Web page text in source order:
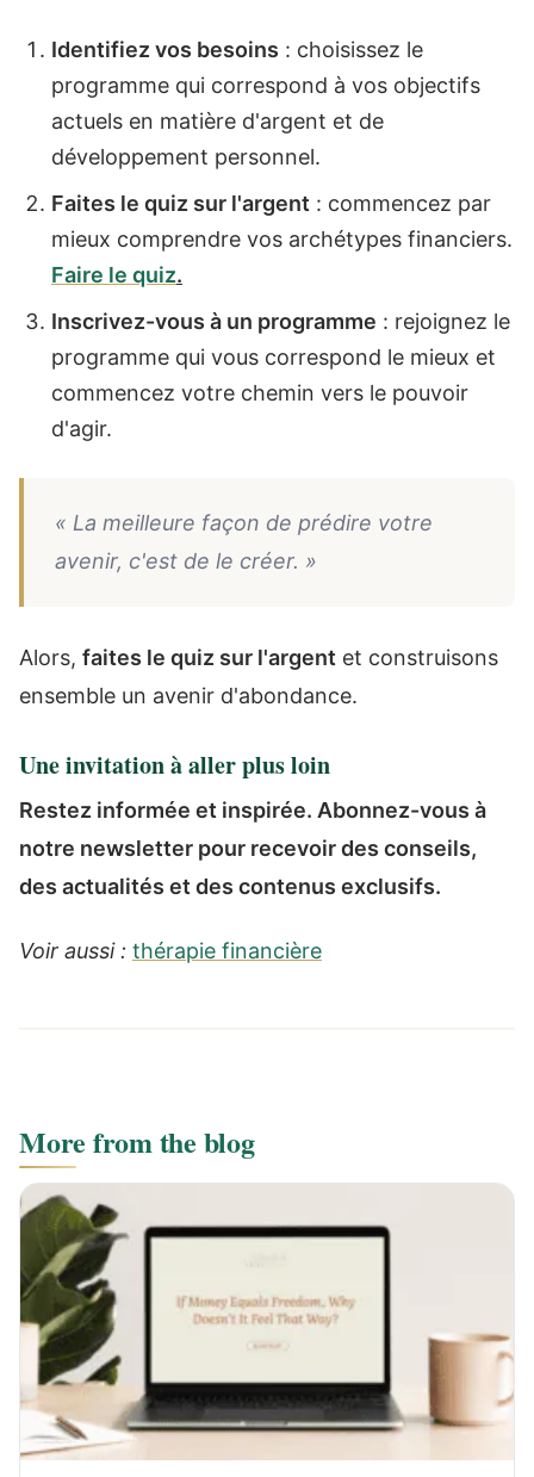
Identifiez vos besoins : choisissez le
programme qui correspond à vos objectifs
actuels en matière d'argent et de
développement personnel.
Faites le quiz sur l'argent : commencez par
mieux comprendre vos archétypes financiers.
Faire le quiz.
Inscrivez-vous à un programme : rejoignez le
programme qui vous correspond le mieux et
commencez votre chemin vers le pouvoir
d'agir.
« La meilleure façon de prédire votre
avenir, c'est de le créer. »
Alors, faites le quiz sur l'argent et construisons
ensemble un avenir d'abondance.
Une invitation à aller plus loin
Restez informée et inspirée. Abonnez-vous à
notre newsletter pour recevoir des conseils,
des actualités et des contenus exclusifs.
Voir aussi : thérapie financière
More from the blog